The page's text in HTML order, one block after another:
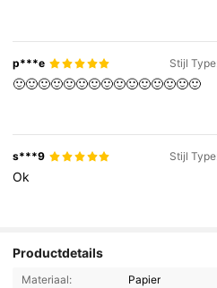
p***e Stijl
🙂🙂🙂🙂🙂🙂🙂🙂🙂🙂🙂🙂🙂🙂🙂
s***9 Stijl
Ok
Productdetails
Materiaal: Papier